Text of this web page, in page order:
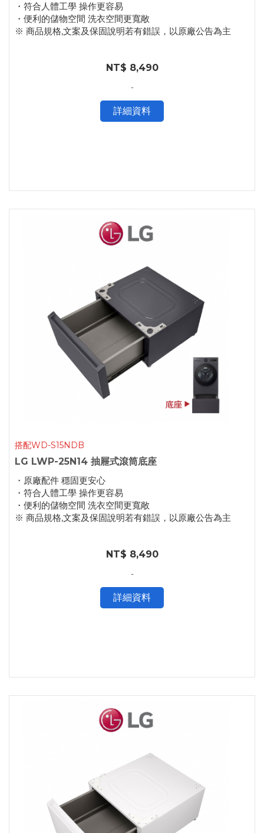
・符合人體工學 操作更容易
・便利的儲物空間 洗衣空間更寬敞
※ 商品規格,文案及保固說明若有錯誤，以原廠公告為主
NT$ 8,490
-
詳細資料
搭配WD-S15NDB
LG LWP-25N14 抽屜式滾筒底座
・原廠配件 穩固更安心
・符合人體工學 操作更容易
・便利的儲物空間 洗衣空間更寬敞
※ 商品規格,文案及保固說明若有錯誤，以原廠公告為主
NT$ 8,490
-
詳細資料